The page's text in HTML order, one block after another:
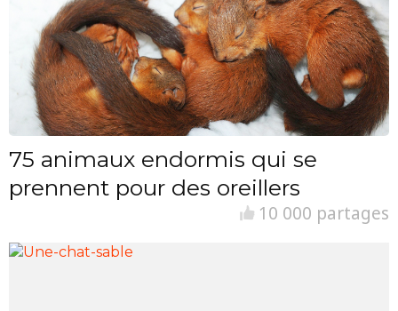
75 animaux endormis qui se
prennent pour des oreillers
10 000 partages